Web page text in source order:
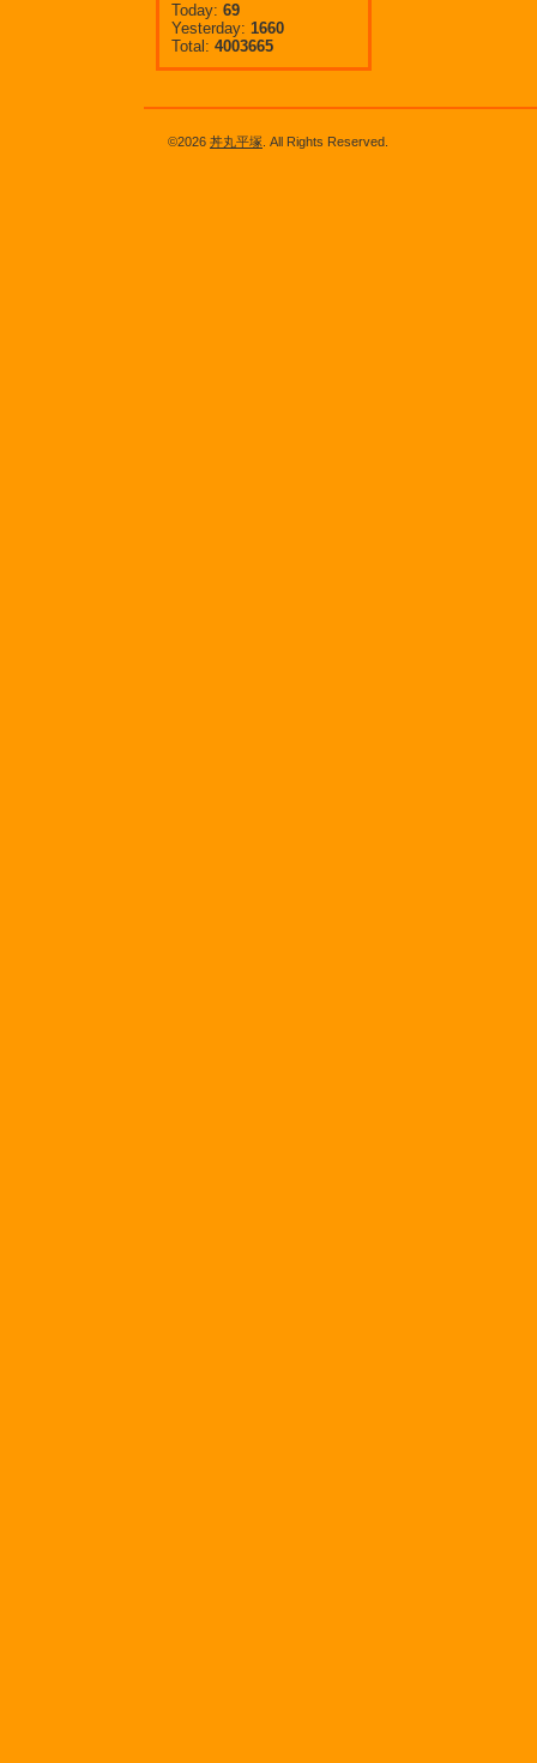
Today: 69
Yesterday: 1660
Total: 4003665
©2026 丼丸平塚 . All Rights Reserved.